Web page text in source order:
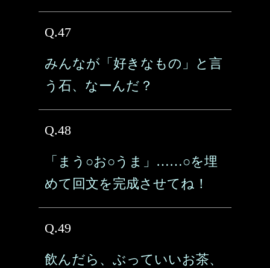
Q.47
みんなが「好きなもの」と言
う石、なーんだ？
Q.48
「まう○お○うま」……○を埋
めて回文を完成させてね！
Q.49
飲んだら、ぶっていいお茶、